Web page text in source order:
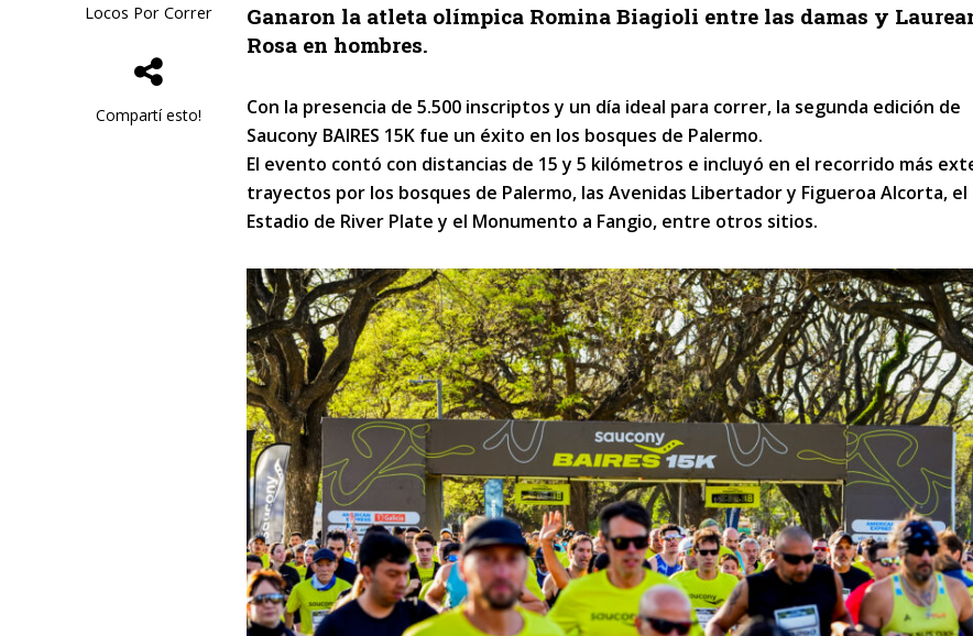
Locos Por Correr
Compartí esto!
Ganaron la atleta olímpica Romina Biagioli entre las damas y
Rosa en hombres.
Con la presencia de 5.500 inscriptos y un día ideal para correr, la segunda edición de
Saucony BAIRES 15K fue un éxito en los bosques de Palermo.
El evento contó con distancias de 15 y 5 kilómetros e incluyó en el recorrido más
trayectos por los bosques de Palermo, las Avenidas Libertador y Figueroa Alcorta, el
Estadio de River Plate y el Monumento a Fangio, entre otros sitios.